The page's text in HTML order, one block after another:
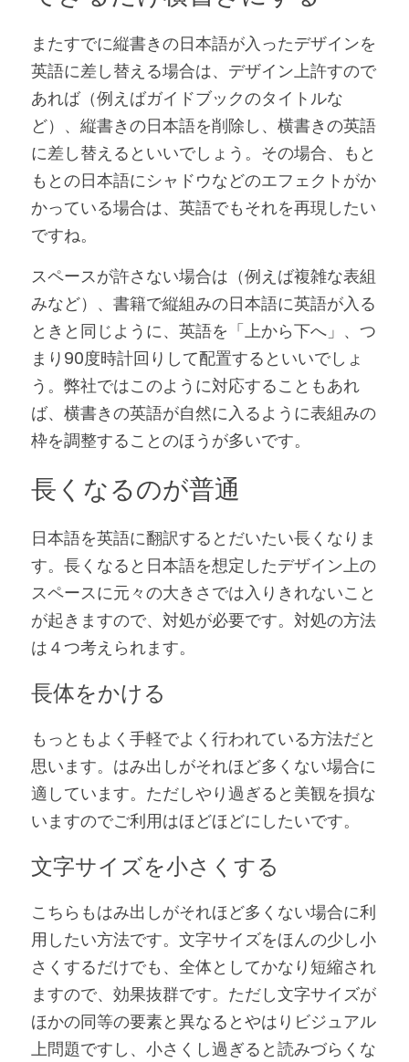
またすでに縦書きの日本語が入ったデザインを
英語に差し替える場合は、デザイン上許すので
あれば（例えばガイドブックのタイトルな
ど）、縦書きの日本語を削除し、横書きの英語
に差し替えるといいでしょう。その場合、もと
もとの日本語にシャドウなどのエフェクトがか
かっている場合は、英語でもそれを再現したい
ですね。
スペースが許さない場合は（例えば複雑な表組
みなど）、書籍で縦組みの日本語に英語が入る
ときと同じように、英語を「上から下へ」、つ
まり90度時計回りして配置するといいでしょ
う。弊社ではこのように対応することもあれ
ば、横書きの英語が自然に入るように表組みの
枠を調整することのほうが多いです。
長くなるのが普通
日本語を英語に翻訳するとだいたい長くなりま
す。長くなると日本語を想定したデザイン上の
スペースに元々の大きさでは入りきれないこと
が起きますので、対処が必要です。対処の方法
は４つ考えられます。
長体をかける
もっともよく手軽でよく行われている方法だと
思います。はみ出しがそれほど多くない場合に
適しています。ただしやり過ぎると美観を損な
いますのでご利用はほどほどにしたいです。
文字サイズを小さくする
こちらもはみ出しがそれほど多くない場合に利
用したい方法です。文字サイズをほんの少し小
さくするだけでも、全体としてかなり短縮され
ますので、効果抜群です。ただし文字サイズが
ほかの同等の要素と異なるとやはりビジュアル
上問題ですし、小さくし過ぎると読みづらくな